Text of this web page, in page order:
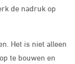
de nadruk op
Het is niet alleen
te bouwen en